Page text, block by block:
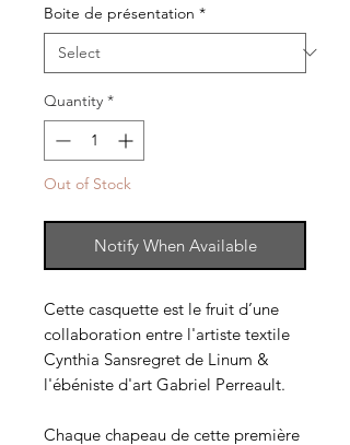
Boite de présentation *
Quantity *
Out of Stock
Notify When Available
Cette casquette est le fruit d’une
collaboration entre l'artiste textile
Cynthia Sansregret de Linum &
l'ébéniste d'art Gabriel Perreault.
Chaque chapeau de cette première